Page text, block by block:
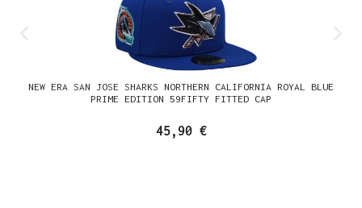
NEW ERA SAN JOSE SHARKS NORTHERN CALIFORNIA ROYAL BLUE
PRIME EDITION 59FIFTY FITTED CAP
45,90 €